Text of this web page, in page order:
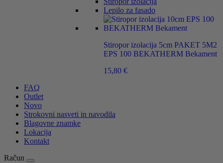
Lepilo za fasado
Stiropor izolacija 5cm PAKET 5M2
EPS 100 BEKATHERM Bekament
15,80 €
FAQ
Outlet
Novo
Strokovni nasveti in navodila
Blagovne znamke
Lokacija
Kontakt
Račun